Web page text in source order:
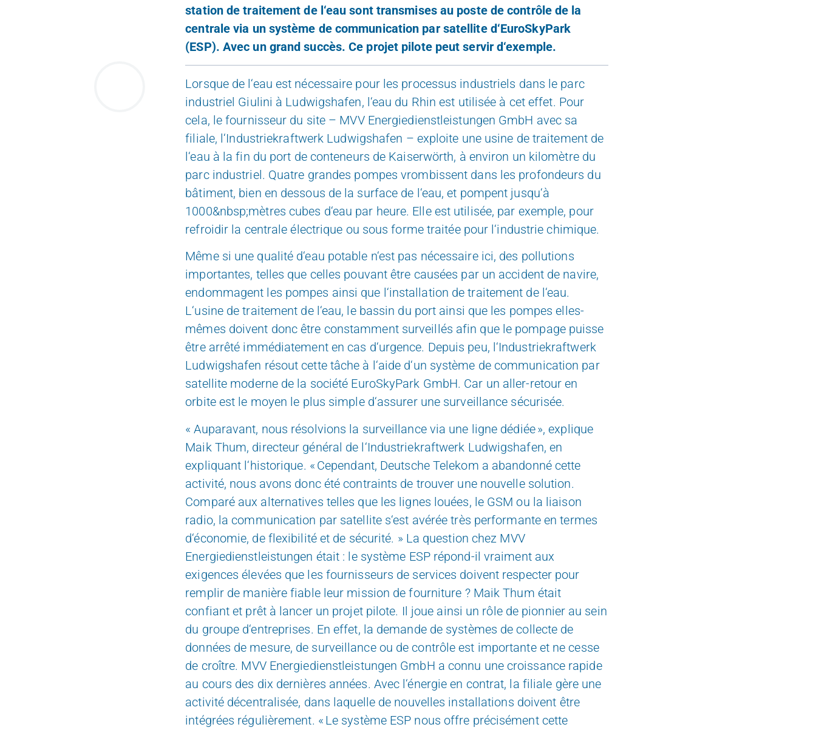
station de traitement de l‘eau sont transmises au poste de contrôle de la
centrale via un système de communication par satellite d‘EuroSkyPark
(ESP). Avec un grand succès. Ce projet pilote peut servir d‘exemple.
Lorsque de l‘eau est nécessaire pour les processus industriels dans le parc
industriel Giulini à Ludwigshafen, l‘eau du Rhin est utilisée à cet effet. Pour
cela, le fournisseur du site – MVV Energiedienstleistungen GmbH avec sa
filiale, l‘Industriekraftwerk Ludwigshafen – exploite une usine de traitement de
l‘eau à la fin du port de conteneurs de Kaiserwörth, à environ un kilomètre du
parc industriel. Quatre grandes pompes vrombissent dans les profondeurs du
bâtiment, bien en dessous de la surface de l‘eau, et pompent jusqu‘à
1000&nbsp;mètres cubes d‘eau par heure. Elle est utilisée, par exemple, pour
refroidir la centrale électrique ou sous forme traitée pour l‘industrie chimique.
Même si une qualité d‘eau potable n‘est pas nécessaire ici, des pollutions
importantes, telles que celles pouvant être causées par un accident de navire,
endommagent les pompes ainsi que l‘installation de traitement de l‘eau.
L‘usine de traitement de l‘eau, le bassin du port ainsi que les pompes elles-
mêmes doivent donc être constamment surveillés afin que le pompage puisse
être arrêté immédiatement en cas d‘urgence. Depuis peu, l‘Industriekraftwerk
Ludwigshafen résout cette tâche à l‘aide d‘un système de communication par
satellite moderne de la société EuroSkyPark GmbH. Car un aller-retour en
orbite est le moyen le plus simple d‘assurer une surveillance sécurisée.
« Auparavant, nous résolvions la surveillance via une ligne dédiée », explique
Maik Thum, directeur général de l‘Industriekraftwerk Ludwigshafen, en
expliquant l‘historique. « Cependant, Deutsche Telekom a abandonné cette
activité, nous avons donc été contraints de trouver une nouvelle solution.
Comparé aux alternatives telles que les lignes louées, le GSM ou la liaison
radio, la communication par satellite s‘est avérée très performante en termes
d‘économie, de flexibilité et de sécurité. » La question chez MVV
Energiedienstleistungen était : le système ESP répond-il vraiment aux
exigences élevées que les fournisseurs de services doivent respecter pour
remplir de manière fiable leur mission de fourniture ? Maik Thum était
confiant et prêt à lancer un projet pilote. Il joue ainsi un rôle de pionnier au sein
du groupe d‘entreprises. En effet, la demande de systèmes de collecte de
données de mesure, de surveillance ou de contrôle est importante et ne cesse
de croître. MVV Energiedienstleistungen GmbH a connu une croissance rapide
au cours des dix dernières années. Avec l‘énergie en contrat, la filiale gère une
activité décentralisée, dans laquelle de nouvelles installations doivent être
intégrées régulièrement. « Le système ESP nous offre précisément cette